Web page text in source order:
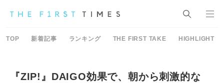
TOP 新着記事 ランキング THE FIRST TAKE HIGHLIGHT
『ZIP!』DAIGO効果で、朝から刺激的な